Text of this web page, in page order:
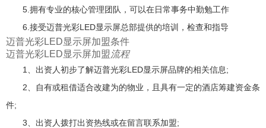
5.拥有专业的核心管理团队，可以在日常事务中勤勉工作
6.接受迈普光彩LED显示屏总部提供的培训，检查和指导
迈普光彩LED显示屏加盟条件
迈普光彩LED显示屏加盟 流程
1、出资人初步了解迈普光彩LED显示屏品牌的相关信息;
2、自有或租借适合改建为的物业，且具有一定的酒店筹建资金条
件;
3、出资人拨打出资热线或在留言联系加盟;